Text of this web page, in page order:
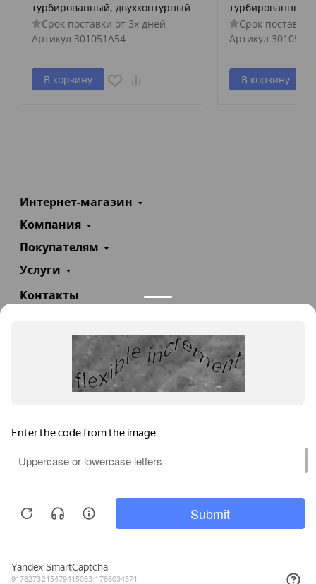
турбированный, двухконтурный
Срок поставки от 3х дней
Артикул 301051A54
В корзину
турбированный,
Срок поставки
Артикул
В корзину
Интернет-магазин
Компания
Покупателям
Услуги
Контакты
info@teploexpert.com
Пн—Сб 09:00 – 18:00
TeploExpert.com © 2008 - 2026 Оборудование для
систем отопления, водоснабжения, канализации